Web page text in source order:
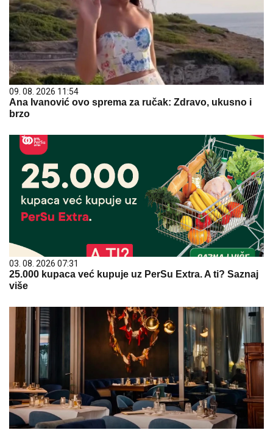
09. 08. 2026 11:54
Ana Ivanović ovo sprema za ručak: Zdravo, ukusno i
brzo
03. 08. 2026 07:31
25.000 kupaca već kupuje uz PerSu Extra. A ti? Saznaj
više